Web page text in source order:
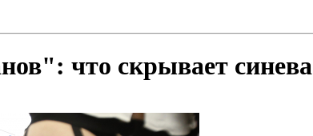
что скрывает